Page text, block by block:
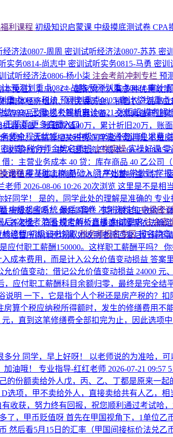
利课程 初级知识启蒙课 中级摸底测试卷 CPA
经济法0807-周周 密训试听经济法0807-苏苏 密
实务0814-尚志中 密训试听实务0815-马勇 密训
试听经济法0806-杨小柒 注会考前冲刺专栏 预
计预测划重点0824-战略预测划重点0824-审计
重点0806-税法 预测划重点0805-审计💥划重点
法0820-王霞模考解析审计0821-张恒超模考解
王菲菲更多直播入口
务师全程无忧班2026中级VIP速通密训班退费·
训营税务师金牌名师班上岗实操实操好课零
课程零基础上岗基础入门学出纳学做账学
中级机考系统最后3套卷 冲刺资料包中级密
后1次模考范围模考解析直播免试要求注会密
核流程初级证书领取税务师报名专区报名简章
免征）； B、C：国家对个人有多种优惠政
集体经济组织、村民委员会，销售农产品书
商品交换乙公司机器设备，交易具备商业实
器设备：账面原值90万，累计折旧20万，账
装卸、运输等相关税费同学这个题目是不是
到补价方） 换入固定资产成本=60+7.8-8.45-
：主营业务成本 40 贷：库存商品 40 乙公司
增值税（进项税额）7.8 资产处置损益 5 贷
老师 2026-08-06 10:26 20次浏览 这里是不是相
好同学！ 是的，同学此处的理解是准确的 专业
捐赠这些吗？你好同学！ 实行核定征收的个
养老金、符合规定的公益慈善捐赠等依法确
经营所得计税场景 如收到老师回复后仍有不
应付职工薪酬150000。这样职工薪酬平吗？
成本费用，而是计入公允价值变动损益 答案
价值变动：借记公允价值变动损益 24000
，应付职工薪酬科目余额归零，最终是完全结
说明 一下，它是指个人个税还是房产税的？扣
算个税应纳税所得额时，发生的修缮费用不
，直到这笔修缮费全部扣完为止，因此选项
多分 同学，早上好呀！ 以老师说的为准哈，
油哦！
专业指导-红红老师 2026-07-21 09:57
的份额卖给外人戊，丙、乙、丁都是原来一
项，甲不卖给外人，直接卖给共有人乙，相
收获，努力终有回报，祝您顺利通过考试哈，
了，甲币贬值呀 首先在甲国视角下，1单位乙
然后看5月15日的汇率（甲国间接标价法兑